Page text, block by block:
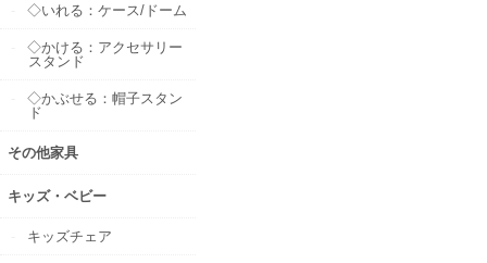
◇いれる：ケース/ドーム
◇かける：アクセサリー
スタンド
◇かぶせる：帽子スタン
ド
その他家具
キッズ・ベビー
キッズチェア